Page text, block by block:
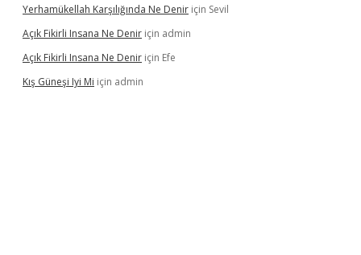
Yerhamükellah Karşılığında Ne Denir için Sevil
Açık Fikirli Insana Ne Denir için admin
Açık Fikirli Insana Ne Denir için Efe
Kış Güneşi Iyi Mi için admin